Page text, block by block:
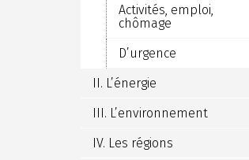
Activités, emploi,
chômage
D’urgence
II. L’énergie
III. L’environnement
IV. Les régions